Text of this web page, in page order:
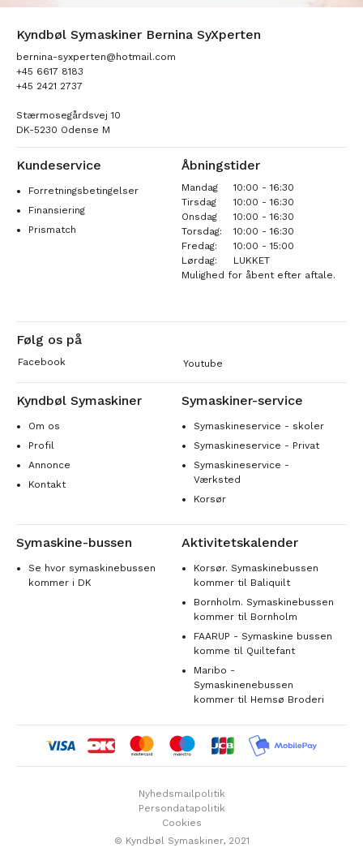
Kyndbøl Symaskiner Bernina SyXperten
bernina-syxperten@hotmail.com
+45 6617 8183
+45 2421 2737
Stærmosegårdsvej 10
DK-5230 Odense M
Kundeservice
Forretningsbetingelser
Finansiering
Prismatch
Åbningstider
Mandag
10:00 - 16:30
Tirsdag
10:00 - 16:30
Onsdag
10:00 - 16:30
Torsdag:
10:00 - 16:30
Fredag:
10:00 - 15:00
Lørdag:
LUKKET
Mulighed for åbent efter aftale.
Følg os på
Facebook Youtube
Kyndbøl Symaskiner
Om os
Profil
Annonce
Kontakt
Symaskiner-service
Symaskineservice - skoler
Symaskineservice - Privat
Symaskineservice -
Værksted
Korsør
Symaskine-bussen
Se hvor symaskinebussen
kommer i DK
Aktivitetskalender
Korsør. Symaskinebussen
kommer til Baliquilt
Bornholm. Symaskinebussen
kommer til Bornholm
FAARUP - Symaskine bussen
komme til Quiltefant
Maribo -
Symaskinenebussen
kommer til Hemsø Broderi
© Kyndbøl Symaskiner, 2021
Nyhedsmailpolitik
Persondatapolitik
Cookies